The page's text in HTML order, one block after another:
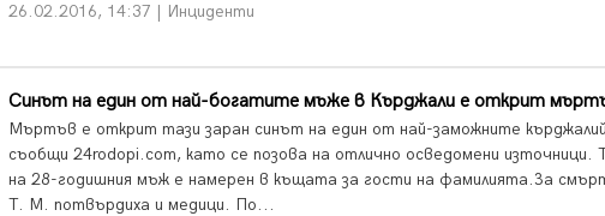
26.02.2016, 14:37 | Инциденти
Синът на един от най-богатите мъже в Кърджали е открит
Мъртъв е открит тази заран синът на един от най-заможните
съобщи 24rodopi.com, като се позова на отлично осведомени източници.
на 28-годишния мъж е намерен в къщата за гости на фамилията.За
Т. М. потвърдиха и медици. По...